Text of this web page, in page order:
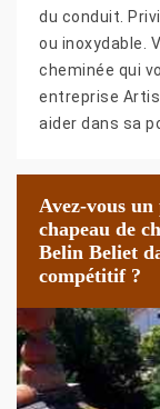
du conduit.
ou inoxydable.
cheminée qui
entreprise
aider dans sa
Avez-vous
chapeau de
Belin Beliet
compétitif ?